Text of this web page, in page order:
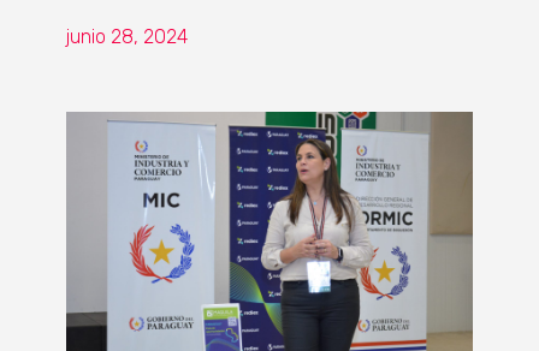
junio 28, 2024